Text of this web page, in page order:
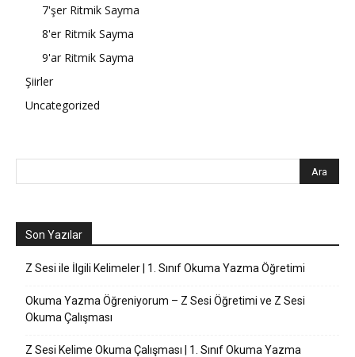
7'şer Ritmik Sayma
8'er Ritmik Sayma
9'ar Ritmik Sayma
Şiirler
Uncategorized
Son Yazılar
Z Sesi ile İlgili Kelimeler | 1. Sınıf Okuma Yazma Öğretimi
Okuma Yazma Öğreniyorum – Z Sesi Öğretimi ve Z Sesi
Okuma Çalışması
Z Sesi Kelime Okuma Çalışması | 1. Sınıf Okuma Yazma